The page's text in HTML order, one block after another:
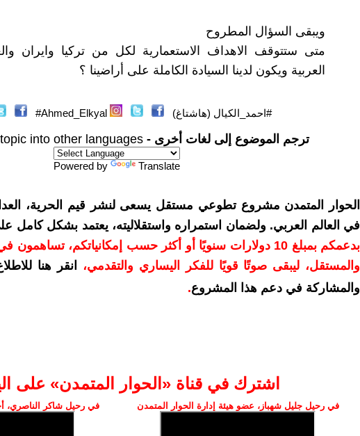
ويبقى السؤال المطروح
متى ستتوقف الاهداف الاستعمارية لكل من تركيا وايران
العربية ويكون لدينا السيادة الكاملة على أراضينا ؟
#احمد_الكيال (هاشتاغ) Ahmed_Elkyal#
ترجم الموضوع إلى لغات أخرى - into other languages
Powered by Translate
الحوار المتمدن مشروع تطوعي مستقل يسعى لنشر قيم الحرية،
في العالم العربي. ولضمان استمراره واستقلاليته، يعتمد بشكل كامل
بدعمكم بمبلغ 10 دولارات سنويًا أو أكثر حسب إمكانياتكم،
والمستقل، ليبقى صوتًا قويًا للفكر اليساري والتقدمي،
انقر هنا
والمشاركة في دعم هذا المشروع.
اشترك في قناة ‫«الحوار المتمدن» على
في رحيل جليل شهباز، عضو هيئة إدارة الحوار المتمدن في رحيل شاكر الناصري،